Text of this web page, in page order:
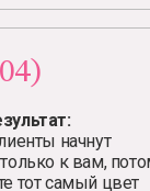
начнут
к вам,
тот самый цвет